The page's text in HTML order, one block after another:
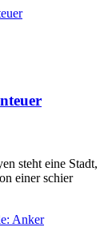
steht eine Stadt,
einer schier